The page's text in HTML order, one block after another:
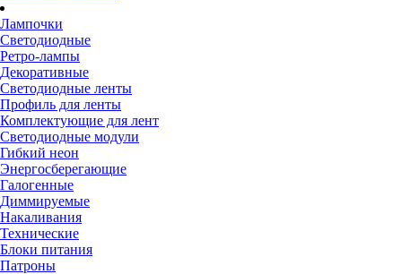
Лампочки
Светодиодные
Ретро-лампы
Декоративные
Светодиодные ленты
Профиль для ленты
Комплектующие для лент
Светодиодные модули
Гибкий неон
Энергосберегающие
Галогенные
Диммируемые
Накаливания
Технические
Блоки питания
Патроны